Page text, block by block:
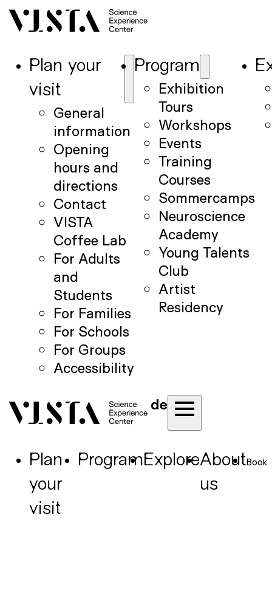
Plan your
visit
General
information
Opening
hours and
directions
Contact
VISTA
Coffee Lab
For Adults
and
Students
For Families
For Schools
For Groups
Accessibility
Program
Exhibition
Tours
Workshops
Events
Training
Courses
Sommercamps
Neuroscience
Academy
Young Talents
Club
Artist
Residency
de
Plan
your
visit
ProgramExploreAbout
us
Book